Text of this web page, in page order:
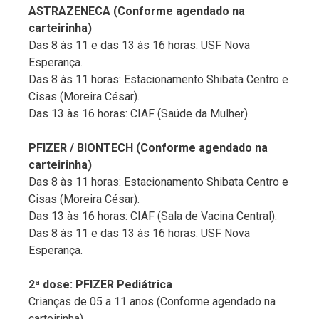
ASTRAZENECA (Conforme agendado na
carteirinha)
Das 8 às 11 e das 13 às 16 horas: USF Nova
Esperança.
Das 8 às 11 horas: Estacionamento Shibata Centro e
Cisas (Moreira César).
Das 13 às 16 horas: CIAF (Saúde da Mulher).
PFIZER / BIONTECH (Conforme agendado na
carteirinha)
Das 8 às 11 horas: Estacionamento Shibata Centro e
Cisas (Moreira César).
Das 13 às 16 horas: CIAF (Sala de Vacina Central).
Das 8 às 11 e das 13 às 16 horas: USF Nova
Esperança.
2ª dose: PFIZER Pediátrica
Crianças de 05 a 11 anos (Conforme agendado na